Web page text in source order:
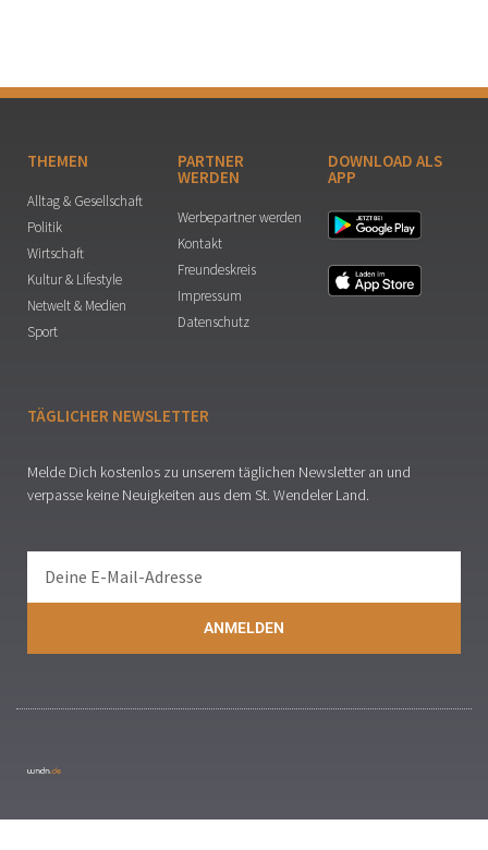
THEMEN
Alltag & Gesellschaft
Politik
Wirtschaft
Kultur & Lifestyle
Netwelt & Medien
Sport
PARTNER
WERDEN
Werbepartner werden
Kontakt
Freundeskreis
Impressum
Datenschutz
DOWNLOAD ALS
APP
TÄGLICHER NEWSLETTER
Melde Dich kostenlos zu unserem täglichen Newsletter an und
verpasse keine Neuigkeiten aus dem St. Wendeler Land.
ANMELDEN